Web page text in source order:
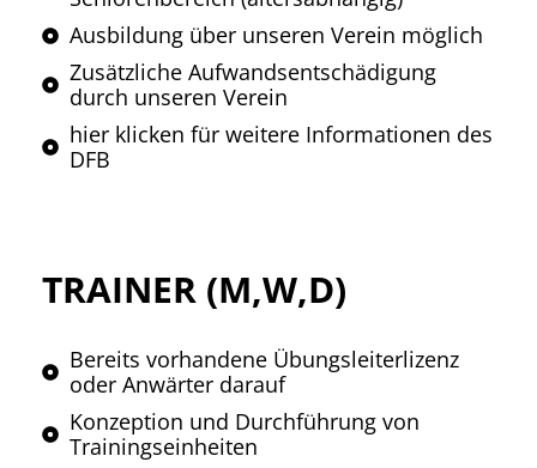
Ausbildung über unseren Verein möglich
Zusätzliche Aufwandsentschädigung
durch unseren Verein
hier klicken für weitere Informationen des
DFB
TRAINER (M,W,D)
Bereits vorhandene Übungsleiterlizenz
oder Anwärter darauf
Konzeption und Durchführung von
Trainingseinheiten